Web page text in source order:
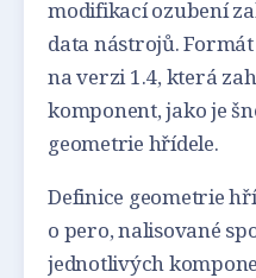
modifikací ozubení
data nástrojů.
na verzi 1.4, která
komponent, jako je
geometrie hřídele.
Definice geometrie
o pero, nalisované
jednotlivých